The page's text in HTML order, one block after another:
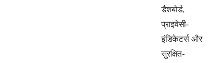
डैशबोर्ड,
प्राइवेसी-
इंडिकेटर्स और
सुरक्षित-